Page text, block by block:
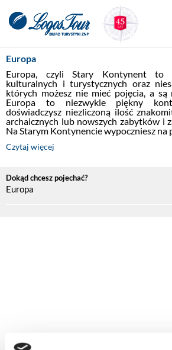
Europa
Europa, czyli Stary Kontynent to
kulturalnych i turystycznych oraz
których możesz nie mieć pojęcia, a są
Europa to niezwykle piękny
doświadczysz niezliczoną ilość
archaicznych lub nowszych zabytków i
Na Starym Kontynencie wypoczniesz na
Czytaj więcej
Dokąd chcesz pojechać?
Europa